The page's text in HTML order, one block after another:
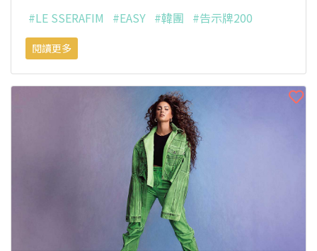
#LE SSERAFIM
#EASY #韓團 #告示牌200
閱讀更多